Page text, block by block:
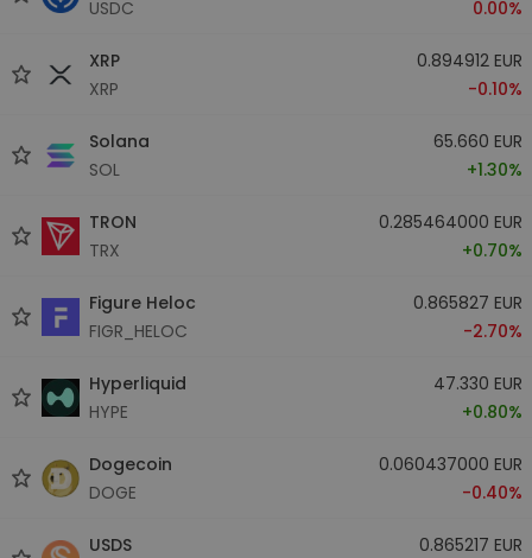
USDC
0.00%
XRP
XRP
0.894912 EUR
-0.10%
Solana
SOL
65.660 EUR
+1.30%
TRON
TRX
0.285464000 EUR
+0.70%
Figure Heloc
FIGR_HELOC
0.865827 EUR
-2.70%
Hyperliquid
HYPE
47.330 EUR
+0.80%
Dogecoin
DOGE
0.060437000 EUR
-0.40%
USDS
0.865217 EUR